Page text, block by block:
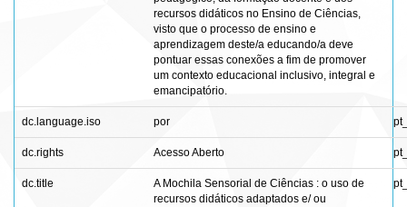
recursos didáticos no Ensino de Ciências,
visto que o processo de ensino e
aprendizagem deste/a educando/a deve
pontuar essas conexões a fim de promover
um contexto educacional inclusivo, integral e
emancipatório.
dc.language.iso por
dc.rights Acesso Aberto
dc.title
A Mochila Sensorial de Ciências : o uso de
recursos didáticos adaptados e/ ou